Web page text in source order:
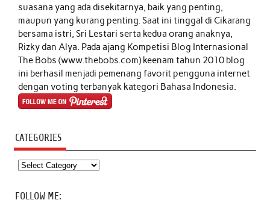
suasana yang ada disekitarnya, baik yang penting,
maupun yang kurang penting. Saat ini tinggal di Cikarang
bersama istri, Sri Lestari serta kedua orang anaknya,
Rizky dan Alya. Pada ajang Kompetisi Blog Internasional
The Bobs (www.thebobs.com) keenam tahun 2010 blog
ini berhasil menjadi pemenang favorit pengguna internet
dengan voting terbanyak kategori Bahasa Indonesia.
CATEGORIES
Categories
FOLLOW ME: